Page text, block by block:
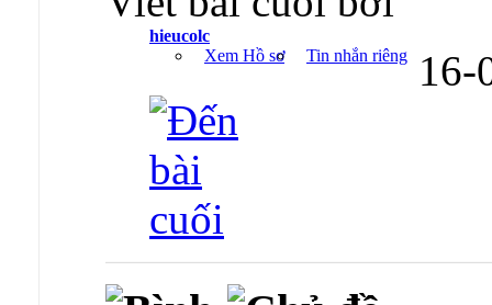
hieucolc
Xem Hồ sơ
Tin nhắn riêng